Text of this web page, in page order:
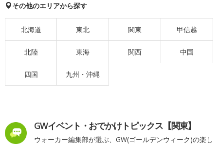
その他のエリアから探す
北海道 東北 関東 甲信越
北陸 東海 関西 中国
四国 九州・沖縄
GWイベント・おでかけトピックス【関東】
ウォーカー編集部が選ぶ、GW(ゴールデンウィーク)の楽し